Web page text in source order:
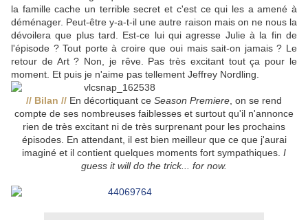
la famille cache un terrible secret et c'est ce qui les a amené à
déménager. Peut-être y-a-t-il une autre raison mais on ne nous la
dévoilera que plus tard. Est-ce lui qui agresse Julie à la fin de
l'épisode ? Tout porte à croire que oui mais sait-on jamais ? Le
retour de Art ? Non, je rêve. Pas très excitant tout ça pour le
moment. Et puis je n'aime pas tellement Jeffrey Nordling.
// Bilan // En décortiquant ce Season Premiere , on se rend
compte de ses nombreuses faiblesses et surtout qu'il n'annonce
rien de très excitant ni de très surprenant pour les prochains
épisodes. En attendant, il est bien meilleur que ce que j'aurai
imaginé et il contient quelques moments fort sympathiques. I
guess it will do the trick... for now.